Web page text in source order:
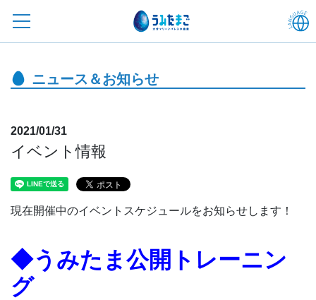
ニュース＆お知らせ
2021/01/31
イベント情報
現在開催中のイベントスケジュールをお知らせします！
◆うみたま公開トレーニン
グ